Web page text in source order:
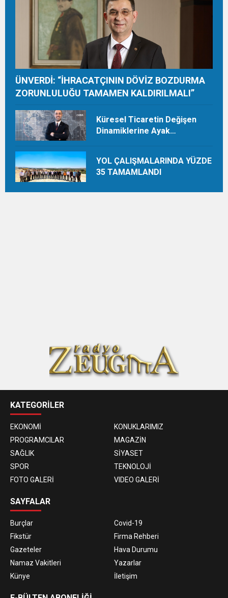
ÜNVERDİ: “İHRACATÇININ DÖVİZ BOZDURMA
ZORUNLULUĞU TAMAMEN KALDIRILMALI”
Küresel Ticaretin Değişen
Dinamiklerine Ayak
YOL ÇALIŞMALARINDA YÜZDE
35 TAMAMLANDI
KATEGORİLER
EKONOMİ
KONUKLARIMIZ
PROGRAMCILAR
MAGAZİN
SAĞLIK
SİYASET
SPOR
TEKNOLOJİ
FOTO GALERİ
VIDEO GALERİ
SAYFALAR
Burçlar
Covid-19
Fikstür
Firma Rehberi
Gazeteler
Hava Durumu
Namaz Vakitleri
Yazarlar
Künye
İletişim